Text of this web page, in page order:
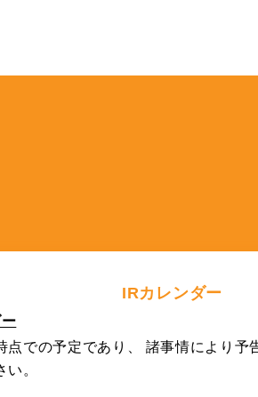
IRカレンダー
での予定であり、 諸事情により予
。